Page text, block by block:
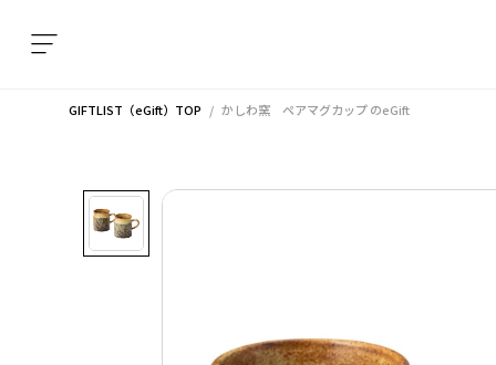
GIFTLIST（eGift）TOP かしわ窯 ペアマグカップのeGift